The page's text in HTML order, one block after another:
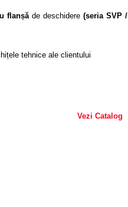
flanșăde deschidere (seria SVP /
tehnice ale clientului
Vezi Catalog